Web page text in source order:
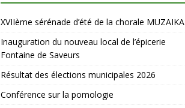
XVIIème sérénade d’été de la chorale MUZAIKA
Inauguration du nouveau local de l’épicerie
Fontaine de Saveurs
Résultat des élections municipales 2026
Conférence sur la pomologie